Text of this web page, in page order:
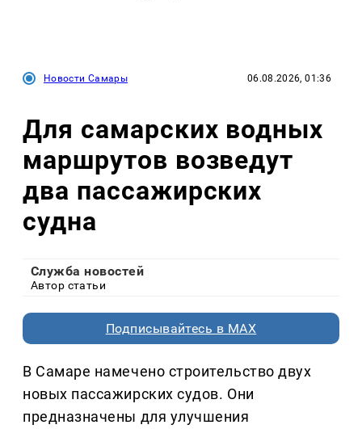
Новости Самары 06.08.2026, 01:36
Для самарских водных
маршрутов возведут
два пассажирских
судна
Служба новостей
Автор статьи
Подписывайтесь в MAX
В Самаре намечено строительство двух
новых пассажирских судов. Они
предназначены для улучшения